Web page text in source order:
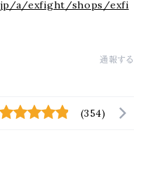
a/exfight/shops/exfi
通報する
(354)